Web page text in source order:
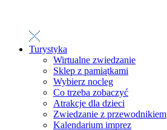
Turystyka
Wirtualne zwiedzanie
Sklep z pamiątkami
Wybierz nocleg
Co trzeba zobaczyć
Atrakcje dla dzieci
Zwiedzanie z przewodnikiem
Kalendarium imprez